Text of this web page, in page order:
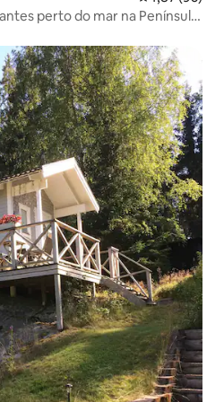
perto do mar na Península